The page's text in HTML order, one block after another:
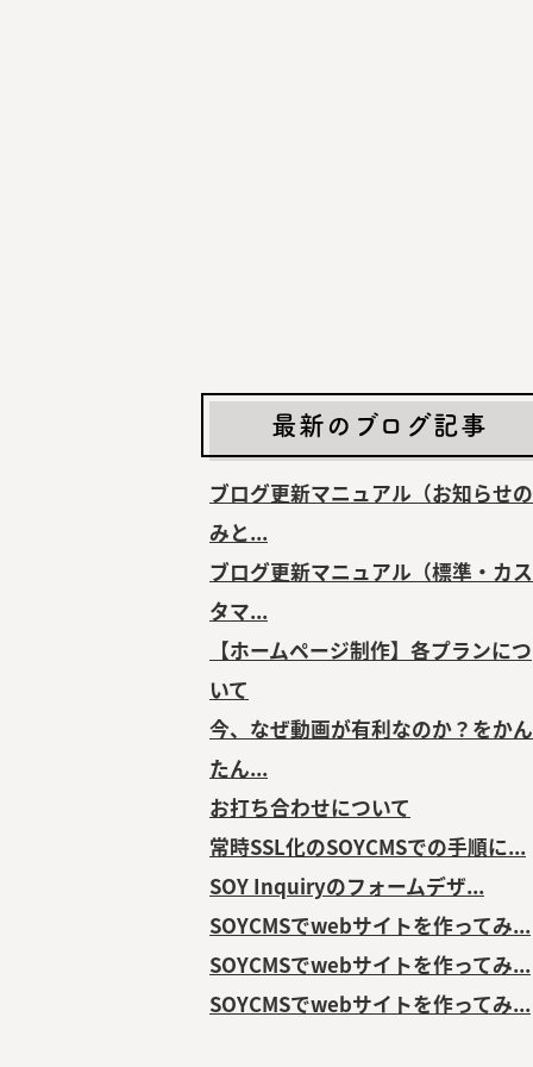
最新のブログ記事
ブログ更新マニュアル（お知らせの
みと...
ブログ更新マニュアル（標準・カス
タマ...
【ホームページ制作】各プランにつ
いて
今、なぜ動画が有利なのか？をかん
たん...
お打ち合わせについて
常時SSL化のSOYCMSでの手順に...
SOY Inquiryのフォームデザ...
SOYCMSでwebサイトを作ってみ...
SOYCMSでwebサイトを作ってみ...
SOYCMSでwebサイトを作ってみ...